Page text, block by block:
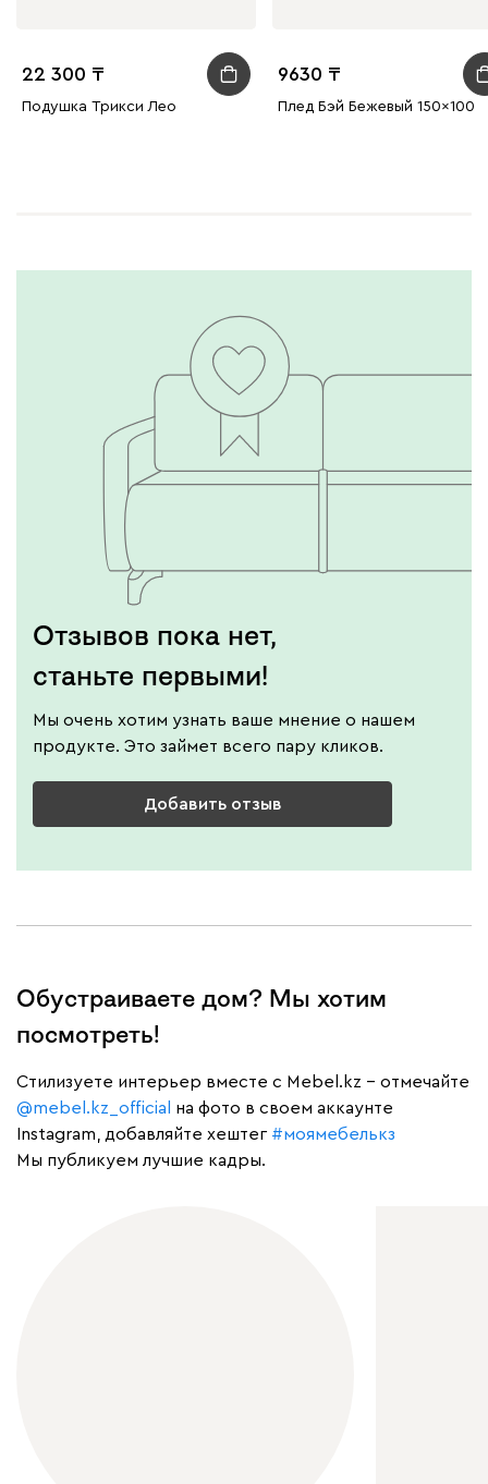
22 300
Подушка Трикси Лео
9630
Плед Бэй Бежевый 150x100
Отзывов пока нет,
станьте первыми!
Мы очень хотим узнать ваше мнение о нашем
продукте. Это займет всего пару кликов.
Добавить отзыв
Обустраиваете дом? Мы хотим
посмотреть!
Cтилизуете интерьер вместе с Mebel.kz – отмечайте
@mebel.kz_official
на фото в своем аккаунте
Instagram, добавляйте хештег #моямебелькз
Мы публикуем лучшие кадры.